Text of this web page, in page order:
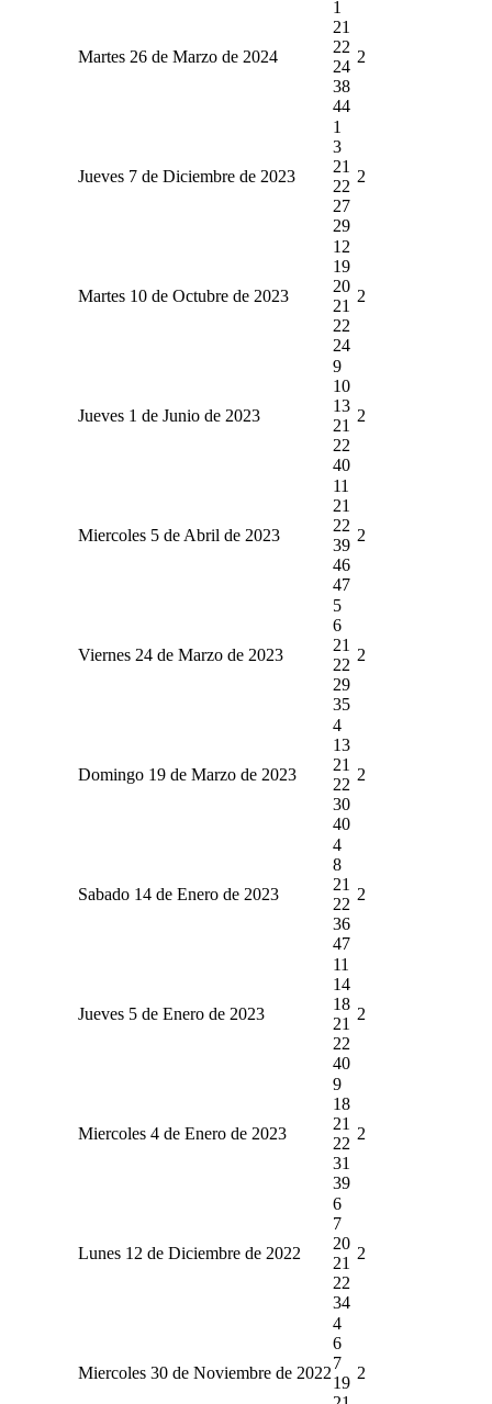
Martes 26 de Marzo de 2024
1
21
22
24
38
44
2
Jueves 7 de Diciembre de 2023
1
3
21
22
27
29
2
Martes 10 de Octubre de 2023
12
19
20
21
22
24
2
Jueves 1 de Junio de 2023
9
10
13
21
22
40
2
Miercoles 5 de Abril de 2023
11
21
22
39
46
47
2
Viernes 24 de Marzo de 2023
5
6
21
22
29
35
2
Domingo 19 de Marzo de 2023
4
13
21
22
30
40
2
Sabado 14 de Enero de 2023
4
8
21
22
36
47
2
Jueves 5 de Enero de 2023
11
14
18
21
22
40
2
Miercoles 4 de Enero de 2023
9
18
21
22
31
39
2
Lunes 12 de Diciembre de 2022
6
7
20
21
22
34
2
Miercoles 30 de Noviembre de 2022
4
6
7
19
2